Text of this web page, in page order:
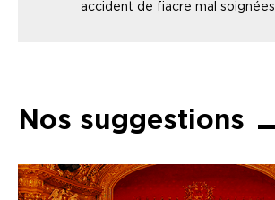
accident de fiacre mal soignées
Nos suggestions